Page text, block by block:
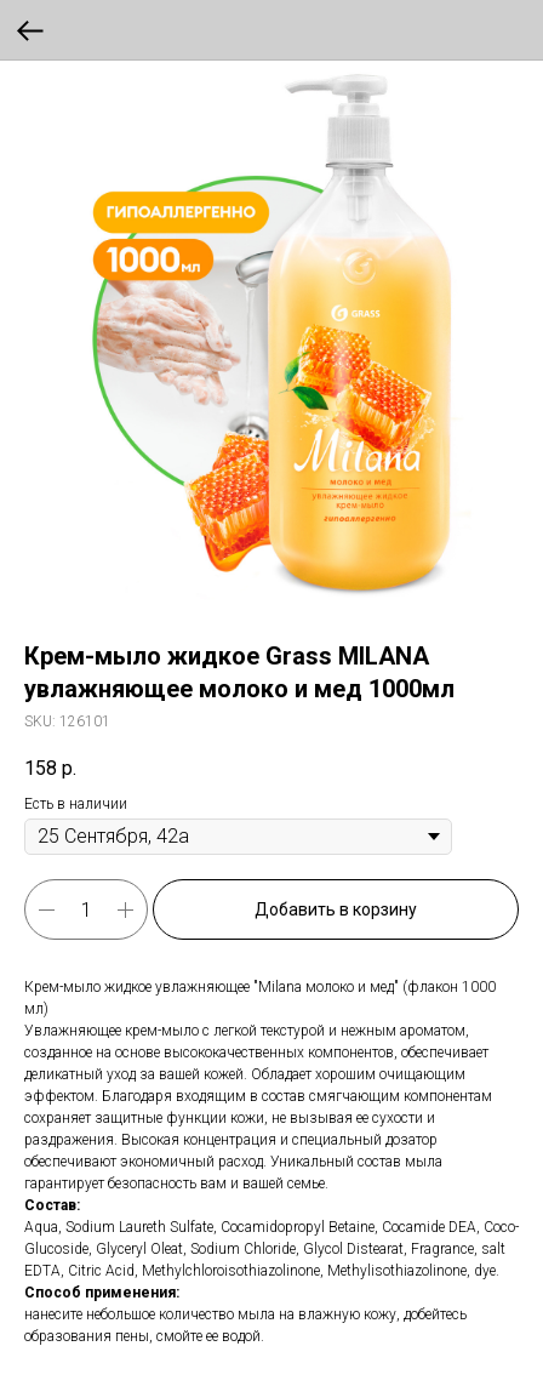
Крем-мыло жидкое Grass MILANA
увлажняющее молоко и мед 1000мл
SKU: 126101
158 р.
Есть в наличии
Добавить в корзину
Крем-мыло жидкое увлажняющее "Milana молоко и мед" (флакон 1000
мл)
Увлажняющее крем-мыло с легкой текстурой и нежным ароматом,
созданное на основе высококачественных компонентов, обеспечивает
деликатный уход за вашей кожей. Обладает хорошим очищающим
эффектом. Благодаря входящим в состав смягчающим компонентам
сохраняет защитные функции кожи, не вызывая ее сухости и
раздражения. Высокая концентрация и специальный дозатор
обеспечивают экономичный расход. Уникальный состав мыла
гарантирует безопасность вам и вашей семье.
Состав:
Aqua, Sodium Laureth Sulfate, Cocamidopropyl Betaine, Cocamide DEA, Coco-
Glucoside, Glyceryl Oleat, Sodium Chloride, Glycol Distearat, Fragrance, salt
EDTA, Citric Acid, Methylchloroisothiazolinone, Methylisothiazolinone, dye.
Способ применения:
нанесите небольшое количество мыла на влажную кожу, добейтесь
образования пены, смойте ее водой.